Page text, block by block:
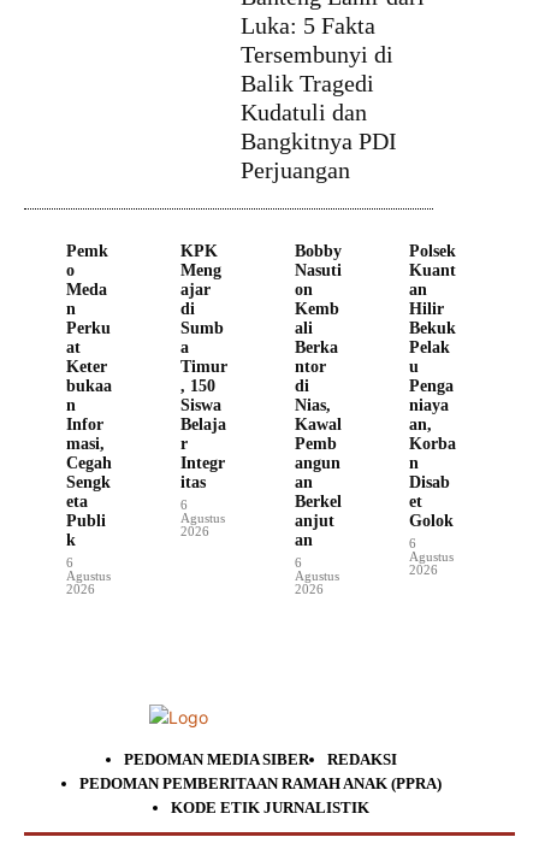
Luka: 5 Fakta
Tersembunyi di
Balik Tragedi
Kudatuli dan
Bangkitnya PDI
Perjuangan
Pemk
o
Meda
n
Perku
at
Keter
bukaa
n
Infor
masi,
Cegah
Sengk
eta
Publi
k
6
Agustus
2026
KPK
Meng
ajar
di
Sumb
a
Timur
, 150
Siswa
Belaja
r
Integr
itas
6
Agustus
2026
Bobby
Nasuti
on
Kemb
ali
Berka
ntor
di
Nias,
Kawal
Pemb
angun
an
Berkel
anjut
an
6
Agustus
2026
Polsek
Kuant
an
Hilir
Bekuk
Pelak
u
Penga
niaya
an,
Korba
n
Disab
et
Golok
6
Agustus
2026
PEDOMAN MEDIA SIBER
REDAKSI
PEDOMAN PEMBERITAAN RAMAH ANAK (PPRA)
KODE ETIK JURNALISTIK